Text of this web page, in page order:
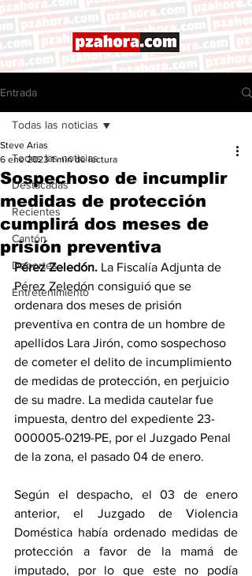
Entrada
Todas las noticias
Destacadas
Recientes
Cantón
Deportes
Entretenimiento
Todas las noticias
Sospechoso de incumplir
medidas de protección
cumplirá dos meses de
prisión preventiva
Steve Arias
6 ene 2023 1 min de lectura
Pérez Zeledón. La Fiscalía Adjunta de
Pérez Zeledón consiguió que se
ordenara dos meses de prisión
preventiva en contra de un hombre de
apellidos Lara Jirón, como sospechoso
de cometer el delito de incumplimiento
de medidas de protección, en perjuicio
de su madre. La medida cautelar fue
impuesta, dentro del expediente 23-
000005-0219-PE, por el Juzgado Penal
de la zona, el pasado 04 de enero.
Según el despacho, el 03 de enero
anterior, el Juzgado de Violencia
Doméstica había ordenado medidas de
protección a favor de la mamá de
imputado, por lo que este no podía